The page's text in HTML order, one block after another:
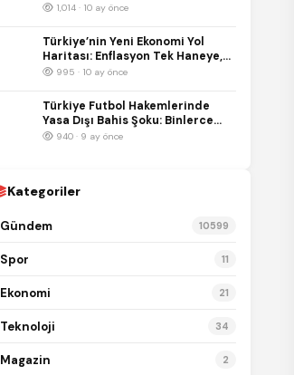
1,014 · 10 ay önce
Türkiye’nin Yeni Ekonomi Yol
Haritası: Enflasyon Tek Haneye,
Büyüme %5’e Hedefleniyor
995 · 10 ay önce
Türkiye Futbol Hakemlerinde
Yasa Dışı Bahis Şoku: Binlerce
Bahis Kaydı İnceleniyor
940 · 9 ay önce
Kategoriler
Gündem 10599
Spor 11
Ekonomi 21
Teknoloji 34
Magazin 2